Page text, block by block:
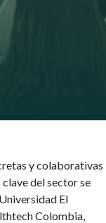
y colaborativas
del sector se
El
Colombia,